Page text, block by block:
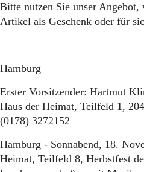
Bitte nutzen Sie unser Angebot,
Artikel als Geschenk oder für
Hamburg
Erster Vorsitzender: Hartmut
Haus der Heimat, Teilfeld 1,
(0178) 3272152
Hamburg - Sonnabend, 18.
Heimat, Teilfeld 8, Herbstfest